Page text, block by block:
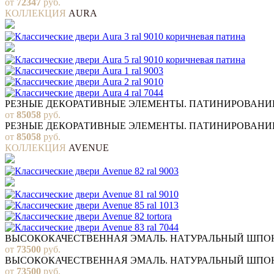
КОЛЛЕКЦИЯ AURA
РЕЗНЫЕ ДЕКОРАТИВНЫЕ ЭЛЕМЕНТЫ.
от 85058 руб.
РЕЗНЫЕ ДЕКОРАТИВНЫЕ ЭЛЕМЕНТЫ.
от 85058 руб.
КОЛЛЕКЦИЯ AVENUE
ВЫСОКОКАЧЕСТВЕННАЯ ЭМАЛЬ. НАТУРАЛЬНЫЙ
от 73500 руб.
ВЫСОКОКАЧЕСТВЕННАЯ ЭМАЛЬ. НАТУРАЛЬНЫЙ
от 73500 руб.